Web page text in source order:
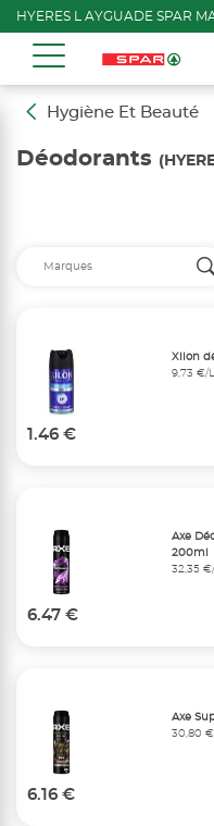
HYERES L AYGUADE SPAR
Hygiène Et Beauté
Déodorants
Xilon
9,73 €/
1.46 €
Axe
200ml
32,35
6.47 €
Axe
30,80
6.16 €